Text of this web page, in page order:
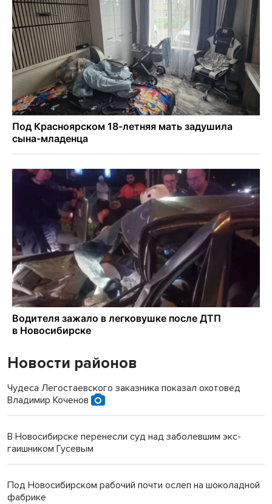
Новости районов
Чудеса Легостаевского заказника показал охотовед
Владимир Коченов
В Новосибирске перенесли суд над заболевшим экс-
гаишником Гусевым
Под Новосибирском рабочий почти ослеп на шоколадной
фабрике